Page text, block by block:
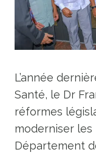
L’année
Santé, le Dr
réformes
moderniser
Département